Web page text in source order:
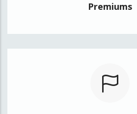
Premiums